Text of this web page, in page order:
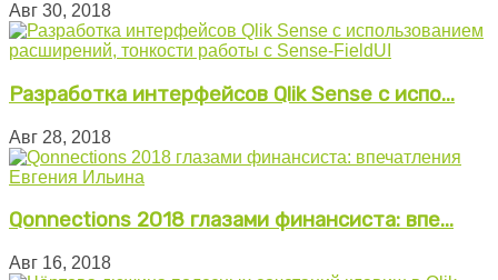
Авг 30, 2018
Разработка интерфейсов Qlik Sense с испо...
Авг 28, 2018
Qonnections 2018 глазами финансиста: впе...
Авг 16, 2018